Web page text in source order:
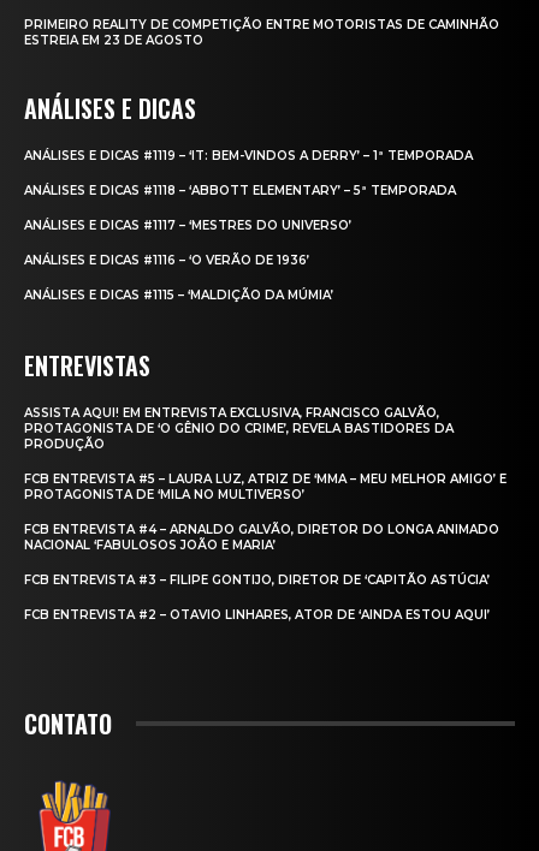
PRIMEIRO REALITY DE COMPETIÇÃO ENTRE MOTORISTAS DE CAMINHÃO
ESTREIA EM 23 DE AGOSTO
ANÁLISES E DICAS
ANÁLISES E DICAS #1119 – ‘IT: BEM-VINDOS A DERRY’ – 1ª TEMPORADA
ANÁLISES E DICAS #1118 – ‘ABBOTT ELEMENTARY’ – 5ª TEMPORADA
ANÁLISES E DICAS #1117 – ‘MESTRES DO UNIVERSO’
ANÁLISES E DICAS #1116 – ‘O VERÃO DE 1936’
ANÁLISES E DICAS #1115 – ‘MALDIÇÃO DA MÚMIA’
ENTREVISTAS
ASSISTA AQUI! EM ENTREVISTA EXCLUSIVA, FRANCISCO GALVÃO,
PROTAGONISTA DE ‘O GÊNIO DO CRIME’, REVELA BASTIDORES DA
PRODUÇÃO
FCB ENTREVISTA #5 – LAURA LUZ, ATRIZ DE ‘MMA – MEU MELHOR AMIGO’ E
PROTAGONISTA DE ‘MILA NO MULTIVERSO’
FCB ENTREVISTA #4 – ARNALDO GALVÃO, DIRETOR DO LONGA ANIMADO
NACIONAL ‘FABULOSOS JOÃO E MARIA’
FCB ENTREVISTA #3 – FILIPE GONTIJO, DIRETOR DE ‘CAPITÃO ASTÚCIA’
FCB ENTREVISTA #2 – OTAVIO LINHARES, ATOR DE ‘AINDA ESTOU AQUI’
CONTATO